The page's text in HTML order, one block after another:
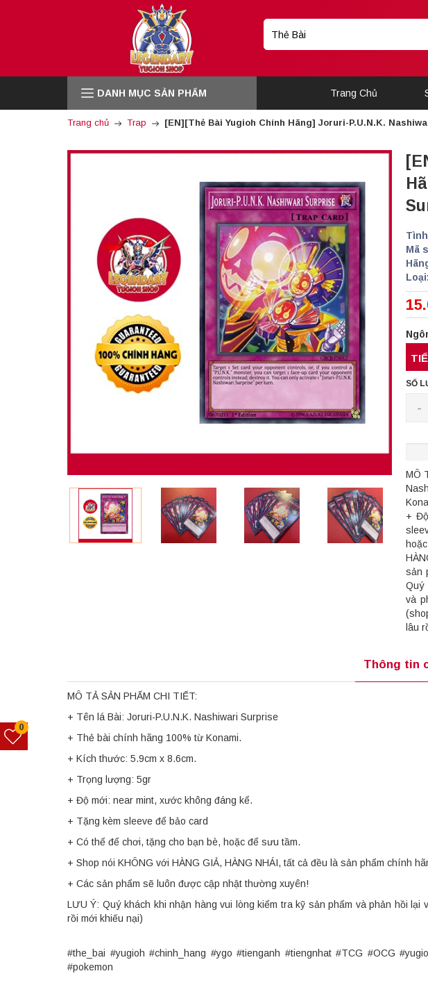
DANH MỤC SẢN PHẨM Trang Chủ
Trang chủ Trap [EN][Thẻ Bài Yugioh Chính Hãng] Joruri-P.U.N.K.
Mã
Loại:
SỐ
-
MÔ
+
sản
Quý
và
lâu
Thông tin
MÔ TẢ SẢN PHẨM CHI TIẾT:
+ Tên lá Bài: Joruri-P.U.N.K. Nashiwari Surprise
+ Thẻ bài chính hãng 100% từ Konami.
+ Kích thước: 5.9cm x 8.6cm.
+ Trọng lượng: 5gr
+ Độ mới: near mint, xước không đáng kể.
+ Tặng kèm sleeve để bảo card
+ Có thể để chơi, tặng cho bạn bè, hoặc để sưu tầm.
+ Shop nói KHÔNG với HÀNG GIẢ, HÀNG NHÁI, tất cả đều là sản phẩm chính
+ Các sản phẩm sẽ luôn được cập nhật thường xuyên!
LƯU Ý: Quý khách khi nhận hàng vui lòng kiểm tra kỹ sản phẩm và phản hồi
rồi mới khiếu nại)
#the_bai #yugioh #chinh_hang #ygo #tienganh #tiengnhat #TCG #OCG
#pokemon
0